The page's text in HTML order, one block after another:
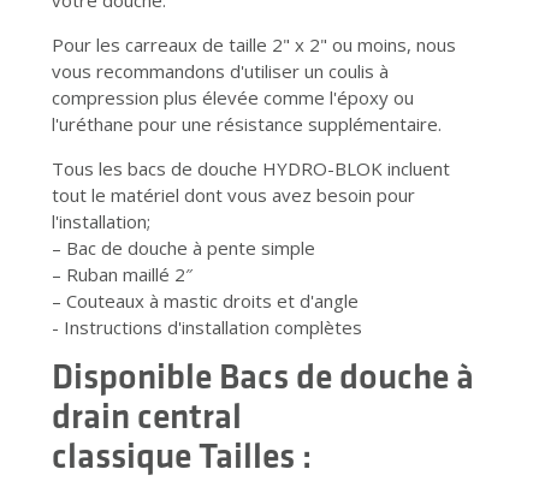
Pour les carreaux de taille 2" x 2" ou moins, nous
vous recommandons d'utiliser un coulis à
compression plus élevée comme l'époxy ou
l'uréthane pour une résistance supplémentaire.
Tous les bacs de douche HYDRO-BLOK incluent
tout le matériel dont vous avez besoin pour
l'installation;
– Bac de douche à pente simple
– Ruban maillé 2″
– Couteaux à mastic droits et d'angle
- Instructions d'installation complètes
Disponible Bacs de douche à
drain central
classiqueTailles :